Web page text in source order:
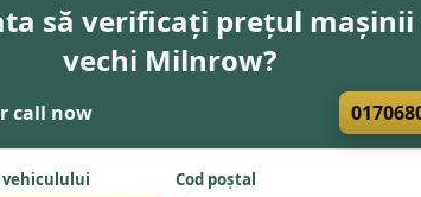
să verificați prețul mașinii
vechi Milnrow?
call now
Cod poștal